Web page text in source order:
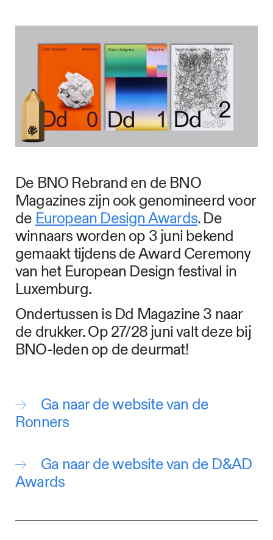
De BNO Rebrand en de BNO
Magazines zijn ook genomineerd voor
de European Design Awards. De
winnaars worden op 3 juni bekend
gemaakt tijdens de Award Ceremony
van het European Design festival in
Luxemburg.
Ondertussen is Dd Magazine 3 naar
de drukker. Op 27/28 juni valt deze bij
BNO-leden op de deurmat!
Ga naar de website van de
Ronners
Ga naar de website van de D&AD
Awards